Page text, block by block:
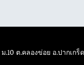
.10 ต.คลองข่อย อ.ปากเก